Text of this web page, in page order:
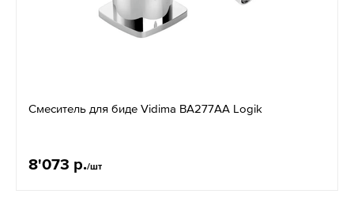
Смеситель для биде Vidima BA277AA Logik
8'073 р./шт